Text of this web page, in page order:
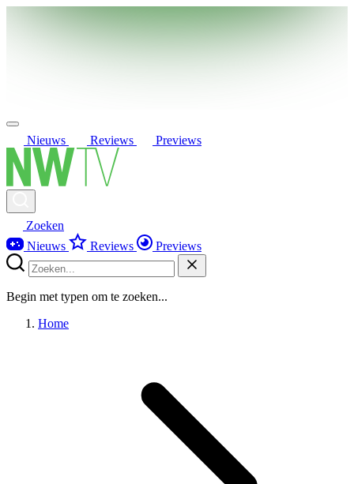
Nieuws Reviews Previews
Zoeken
Nieuws
Reviews Previews
Begin met typen om te zoeken...
Home